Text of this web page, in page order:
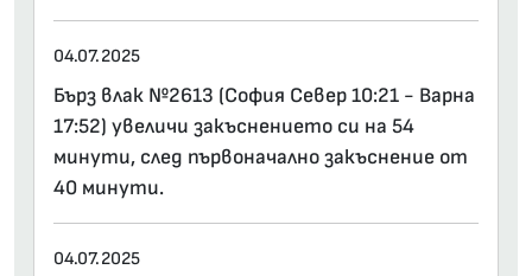
04.07.2025
Бърз влак №2613 (София Север 10:21 - Варна
17:52) увеличи закъснението си на 54
минути, след първоначално закъснение от
40 минути.
04.07.2025